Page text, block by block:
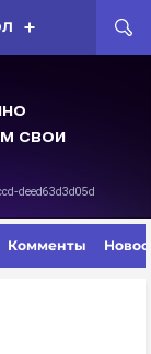
Комменты